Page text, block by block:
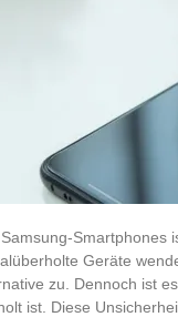
Smartphones
Geräte
zu. Dennoch ist
ist. Diese